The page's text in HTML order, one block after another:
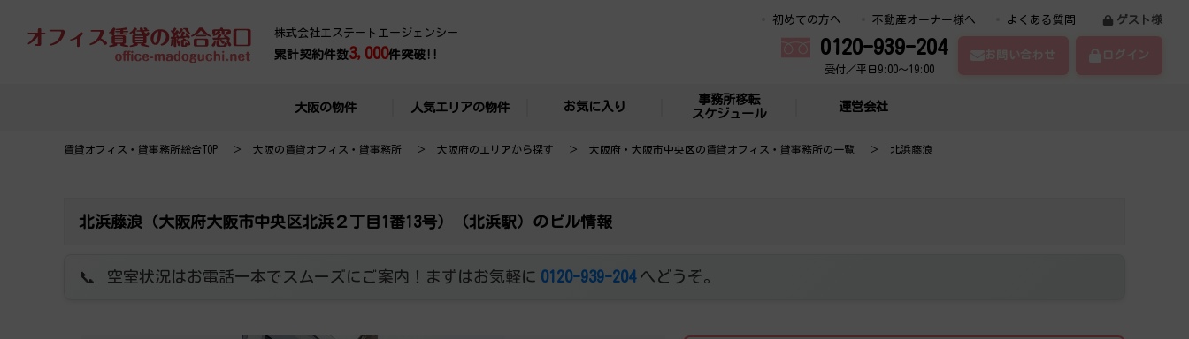
株式会社エステートエージェンシー
累計契約件数3,000件突破!!
初めての方へ 不動産オーナー様へ よくある質問 ゲスト様
0120-939-204
受付／平日9:00～19:00
お問い合わせ ログイン
大阪の物件 人気エリアの物件 お気に入り
事務所移転
スケジュール
運営会社
賃貸オフィス・貸事務所総合TOP 大阪の賃貸オフィス・貸事務所 大阪府のエリアから探す 大阪府・大阪市中央区の賃貸オフィス・貸事務所の一覧 北浜藤浪
北浜藤浪（大阪府大阪市中央区北浜２丁目1番13号）（北浜駅）のビル情報
空室状況はお電話一本でスムーズにご案内！まずはお気軽に 0120-939-204 へどうぞ。